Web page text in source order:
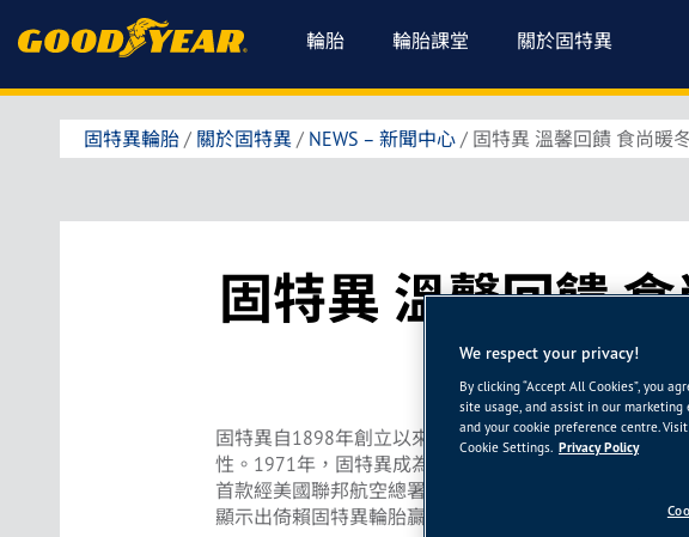
輪胎 輪胎課堂 關於固特異
固特異輪胎 / 關於固特異 / NEWS – 新聞中心 / 固特異 溫馨回饋 食尚暖
固特異 溫馨回饋
盤組
固特異自1898年創立以來至今120個年頭，持續探索的
性。1971年，固特異成為歷史上首先伴隨人類登陸月
首款經美國聯邦航空總署(FAA)核可的輻射層商用飛機
顯示出倚賴固特異輪胎贏得賽事的汽車類型及其團隊的
We respect your privacy!
By clicking “Accept All Cookies”, you
site usage, and assist in our
and your cookie preference centre.
Cookie Settings. Privacy Policy